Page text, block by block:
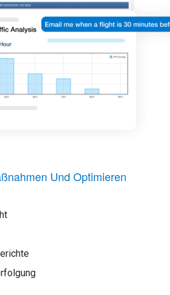
Und Optimieren